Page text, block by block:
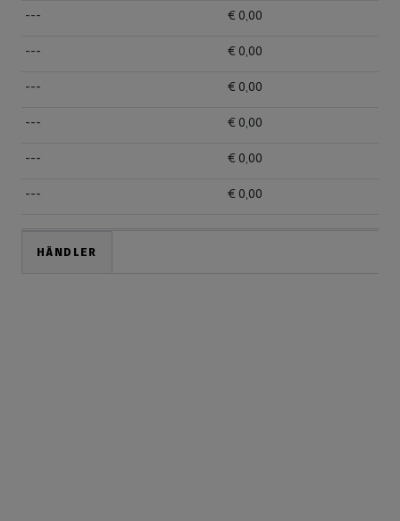
--- € 0,00
--- € 0,00
--- € 0,00
--- € 0,00
--- € 0,00
--- € 0,00
HÄNDLER